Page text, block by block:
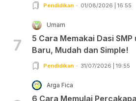
Pendidikan 01/08/2026 | 16:55
7
Umam
5 Cara Memakai Dasi
Baru, Mudah dan Simple!
Pendidikan 31/07/2026 | 19:55
Arga Fica
6 Cara Memulai